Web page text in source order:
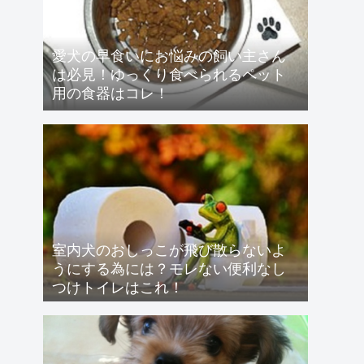
愛犬の早食いにお悩みの飼い主さん
は必見！ゆっくり食べられるペット
用の食器はコレ！
室内犬のおしっこが飛び散らないよ
うにする為には？モレない便利なし
つけトイレはこれ！